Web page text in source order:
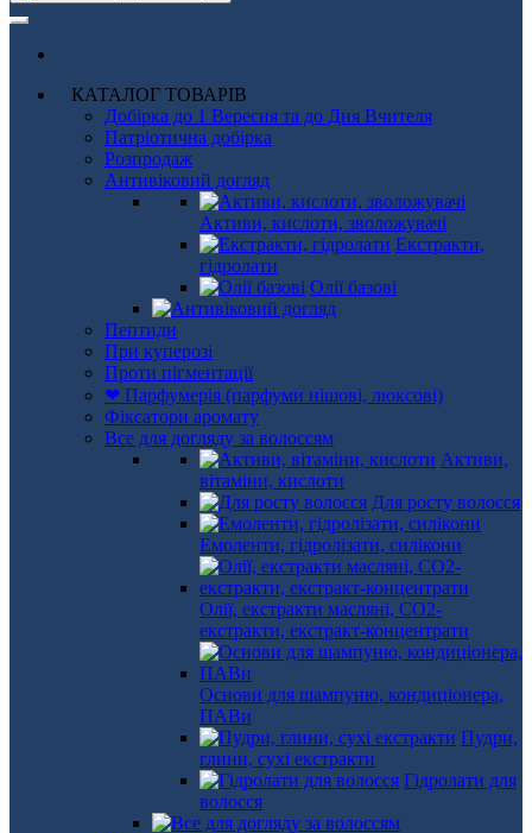
КАТАЛОГ ТОВАРІВ
Добірка до 1 Вересня та до Дня Вчителя
Патріотична добірка
Розпродаж
Антивіковий догляд
Активи, кислоти, зволожувачі
Екстракти,
гідролати
Олії базові
Пептиди
При куперозі
Проти пігментації
❤ Парфумерія (парфуми нішові, люксові)
Фіксатори аромату
Все для догляду за волоссям
Активи,
вітаміни, кислоти
Для росту волосся
Емоленти, гідролізати, силікони
Олії, екстракти масляні, СО2-
екстракти, екстракт-концентрати
Основи для шампуню, кондиціонера,
ПАВи
Пудри,
глини, сухі екстракти
Гідролати для
волосся